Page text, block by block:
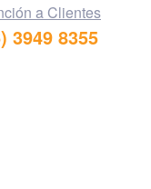
a Clientes
3949 8355